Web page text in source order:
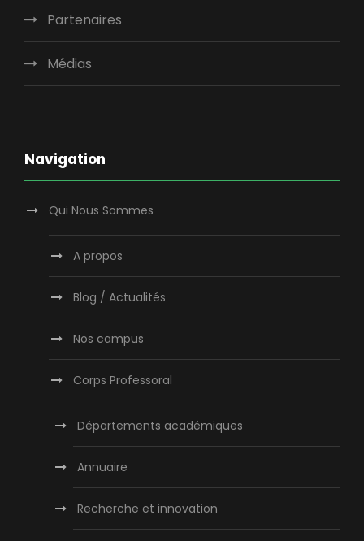
Partenaires
Médias
Navigation
Qui Nous Sommes
A propos
Blog / Actualités
Nos campus
Corps Professoral
Départements académiques
Annuaire
Recherche et innovation